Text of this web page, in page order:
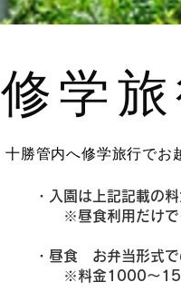
修学
十勝管内へ修学旅行でお
・入園は上記記載の料
※昼食利用だけでも問
・昼食 お弁当形式で
※料金1000～1500